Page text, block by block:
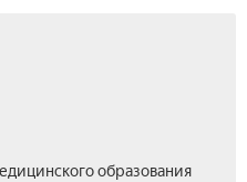
образования